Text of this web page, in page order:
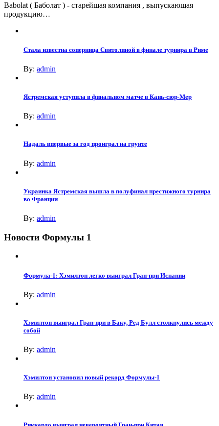
Babolat ( Баболат ) - старейшая компания , выпускающая
продукцию…
Стала известна соперница Свитолиной в финале турнира в Риме
By: admin
Ястремская уступила в финальном матче в Кань-сюр-Мер
By: admin
Надаль впервые за год проиграл на грунте
By: admin
Украинка Ястремская вышла в полуфинал престижного турнира
во Франции
By: admin
Новости Формулы 1
Формула-1: Хэмилтон легко выиграл Гран-при Испании
By: admin
Хэмилтон выиграл Гран-при в Баку, Ред Булл столкнулись между
собой
By: admin
Хэмилтон установил новый рекорд Формулы-1
By: admin